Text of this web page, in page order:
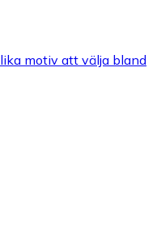
motiv att välja bland